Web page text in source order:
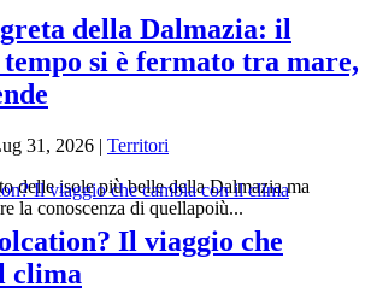
della Dalmazia: il
si è fermato tra mare,
31, 2026 | Territori
delle isole più belle della Dalmazia ma
la conoscenza di quellapoiù...
Il viaggio che
clima